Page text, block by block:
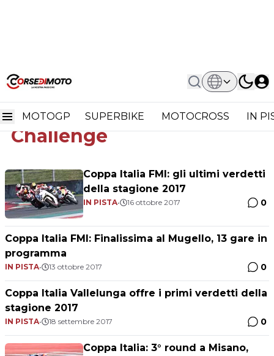
MOTOGP SUPERBIKE MOTOCROSS IN
Home Bridgestone Champions Challenge
Bridgestone Champions
Challenge
Coppa Italia FMI: gli ultimi verdetti
della stagione 2017
IN PISTA• 16 ottobre 2017 0
Coppa Italia FMI: Finalissima al Mugello, 13 gare in
programma
IN PISTA• 13 ottobre 2017 0
Coppa Italia Vallelunga offre i primi verdetti della
stagione 2017
IN PISTA• 18 settembre 2017 0
Coppa Italia: 3° round a Misano,